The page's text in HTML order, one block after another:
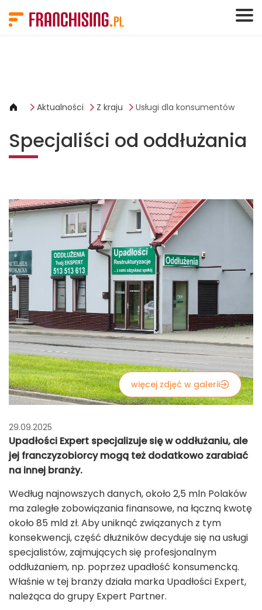
Aktualności Z kraju Usługi dla konsumentów
Specjaliści od oddłużania
więcej zdjęć w galerii
29.09.2025
Upadłości Expert specjalizuje się w oddłużaniu, ale
jej franczyzobiorcy mogą też dodatkowo zarabiać
na innej branży.
Według najnowszych danych, około 2,5 mln Polaków
ma zaległe zobowiązania finansowe, na łączną kwotę
około 85 mld zł. Aby uniknąć związanych z tym
konsekwencji, część dłużników decyduje się na usługi
specjalistów, zajmujących się profesjonalnym
oddłużaniem, np. poprzez upadłość konsumencką.
Właśnie w tej branży działa marka Upadłości Expert,
należąca do grupy Expert Partner.